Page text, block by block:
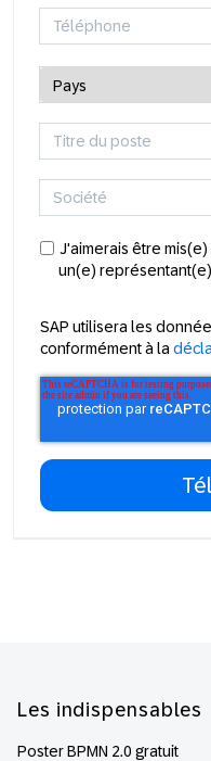
J'aimerais être
un(e)
SAP utilisera les
conformément à la
Les indispensables
Poster BPMN 2.0 gratuit